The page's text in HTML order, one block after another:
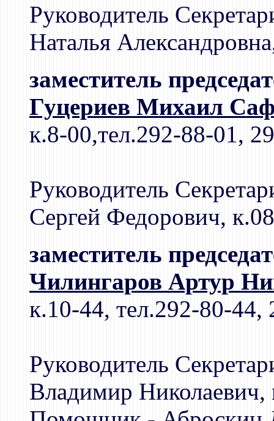
Руководитель
Наталья
заместитель
Гуцериев Михаил
к.8-00,тел.292-88-01,
Руководитель
Сергей Федорович,
заместитель
Чилингаров Артур
к.10-44, тел.292-80-
Руководитель
Владимир Николаевич,